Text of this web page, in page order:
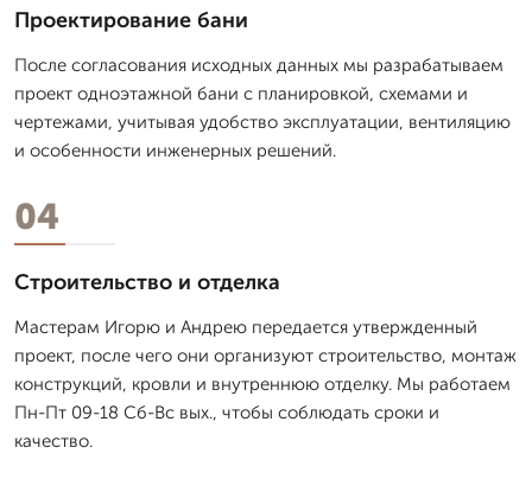
Проектирование бани
После согласования исходных данных мы разрабатываем
проект одноэтажной бани с планировкой, схемами и
чертежами, учитывая удобство эксплуатации, вентиляцию
и особенности инженерных решений.
04
Строительство и отделка
Мастерам Игорю и Андрею передается утвержденный
проект, после чего они организуют строительство, монтаж
конструкций, кровли и внутреннюю отделку. Мы работаем
Пн-Пт 09-18 Сб-Вс вых., чтобы соблюдать сроки и
качество.